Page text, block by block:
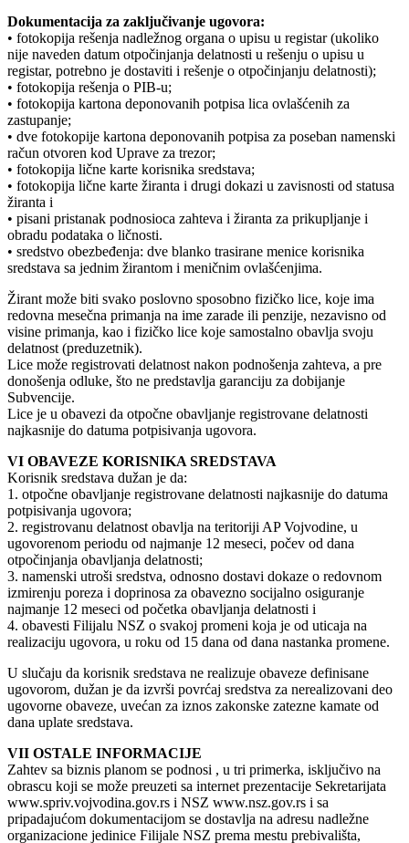
Dokumentacija za zaključivanje ugovora:
• fotokopija rešenja nadležnog organa o upisu u registar (ukoliko
nije naveden datum otpočinjanja delatnosti u rešenju o upisu u
registar, potrebno je dostaviti i rešenje o otpočinjanju delatnosti);
• fotokopija rešenja o PIB-u;
• fotokopija kartona deponovanih potpisa lica ovlašćenih za
zastupanje;
• dve fotokopije kartona deponovanih potpisa za poseban namenski
račun otvoren kod Uprave za trezor;
• fotokopija lične karte korisnika sredstava;
• fotokopija lične karte žiranta i drugi dokazi u zavisnosti od statusa
žiranta i
• pisani pristanak podnosioca zahteva i žiranta za prikupljanje i
obradu podataka o ličnosti.
• sredstvo obezbeđenja: dve blanko trasirane menice korisnika
sredstava sa jednim žirantom i meničnim ovlašćenjima.
Žirant može biti svako poslovno sposobno fizičko lice, koje ima
redovna mesečna primanja na ime zarade ili penzije, nezavisno od
visine primanja, kao i fizičko lice koje samostalno obavlja svoju
delatnost (preduzetnik).
Lice može registrovati delatnost nakon podnošenja zahteva, a pre
donošenja odluke, što ne predstavlja garanciju za dobijanje
Subvencije.
Lice je u obavezi da otpočne obavljanje registrovane delatnosti
najkasnije do datuma potpisivanja ugovora.
VI OBAVEZE KORISNIKA SREDSTAVA
Korisnik sredstava dužan je da:
1. otpočne obavljanje registrovane delatnosti najkasnije do datuma
potpisivanja ugovora;
2. registrovanu delatnost obavlja na teritoriji AP Vojvodine, u
ugovorenom periodu od najmanje 12 meseci, počev od dana
otpočinjanja obavljanja delatnosti;
3. namenski utroši sredstva, odnosno dostavi dokaze o redovnom
izmirenju poreza i doprinosa za obavezno socijalno osiguranje
najmanje 12 meseci od početka obavljanja delatnosti i
4. obavesti Filijalu NSZ o svakoj promeni koja je od uticaja na
realizaciju ugovora, u roku od 15 dana od dana nastanka promene.
U slučaju da korisnik sredstava ne realizuje obaveze definisane
ugovorom, dužan je da izvrši povrćaj sredstva za nerealizovani deo
ugovorne obaveze, uvećan za iznos zakonske zatezne kamate od
dana uplate sredstava.
VII OSTALE INFORMACIJE
Zahtev sa biznis planom se podnosi , u tri primerka, isključivo na
obrascu koji se može preuzeti sa internet prezentacije Sekretarijata
www.spriv.vojvodina.gov.rs i NSZ www.nsz.gov.rs i sa
pripadajućom dokumentacijom se dostavlja na adresu nadležne
organizacione jedinice Filijale NSZ prema mestu prebivališta,